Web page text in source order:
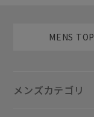
MENS TOP
メンズカテゴリ